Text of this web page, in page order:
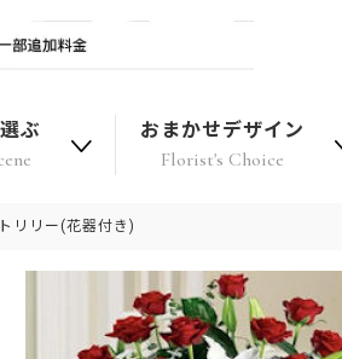
ぶ おまかせデザイン
Florist's Choice
リリー(花器付き)